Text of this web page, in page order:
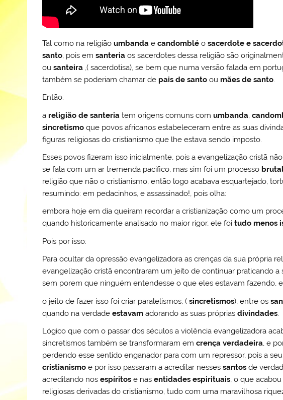
Tal como na religiãoumbanda ecandombléosacerdote e
santo, pois emsanteriaos sacerdotes dessa religião são
ousanteira ,( sacerdotisa), se bem que numa versão falada em
também se poderiam chamar de pais de santoou mães de santo.
Então:
a religião de santeria tem origens comuns comumbanda,
sincretismo que povos africanos estabeleceram entre as suas
figuras religiosas do cristianismo que lhe estava sendo imposto.
Esses povos fizeram isso inicialmente, pois a evangelização cristã
se fala com um ar tremenda pacifico, mas sim foi um processo
religião que não o cristianismo, então logo acabava esquartejado,
resumindo: em pedacinhos, e assassinado!, pois olha:
embora hoje em dia queiram recordar a cristianização como um
quando historicamente analisado no maior rigor, ele foitudo menos
Pois por isso:
Para ocultar da opressão evangelizadora as crenças da sua própria
evangelização cristã encontraram um jeito de continuar praticando
sem porem que ninguém entendesse o que eles estavam fazendo,
o jeito de fazer isso foi criar paralelismos, (sincretismos), entre os
quando na verdadeestavamadorando as suas própriasdivindades.
Lógico que com o passar dos séculos a violência evangelizadora
sincretismos também se transformaram emcrença verdadeira, e
perdendo esse sentido enganador para com um repressor, pois a
cristianismo e por isso passaram a acreditar nessessantos de
acreditando nosespíritos e nasentidades espirituais, o que
religiosas derivadas do cristianismo, tudo com uma maravilhosa